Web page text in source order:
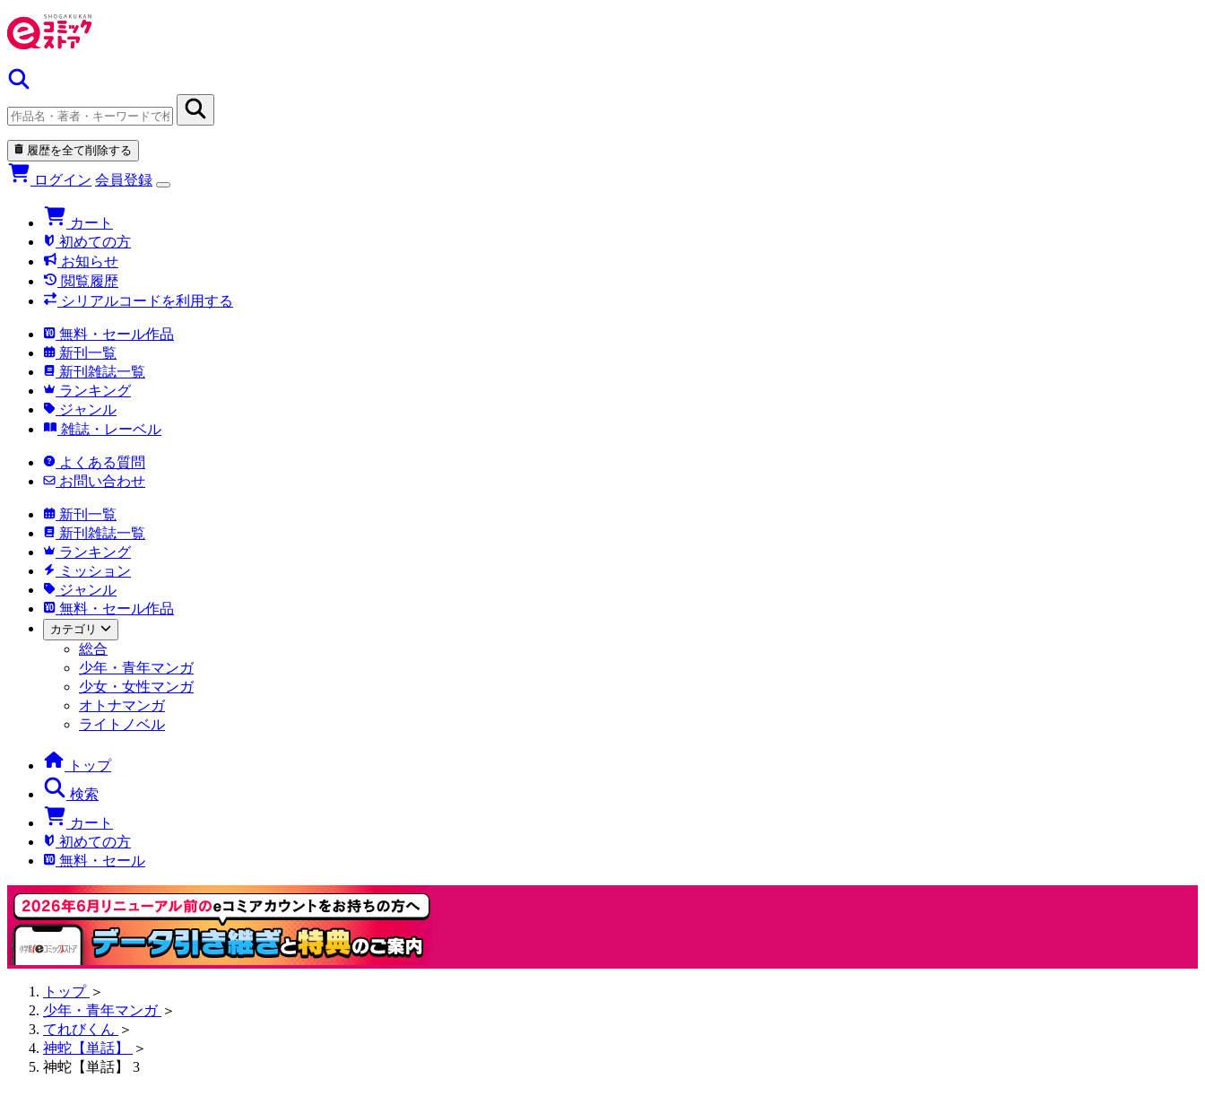
履歴を全て削除する
ログイン 会員登録
カート
初めての方
お知らせ
閲覧履歴
シリアルコードを利用する
無料・セール作品
新刊一覧
新刊雑誌一覧
ランキング
ジャンル
雑誌・レーベル
よくある質問
お問い合わせ
新刊一覧
新刊雑誌一覧
ランキング
ミッション
ジャンル
無料・セール作品
カテゴリ
総合
少年・青年マンガ
少女・女性マンガ
オトナマンガ
ライトノベル
トップ
検索
カート
初めての方
無料・セール
トップ ＞
少年・青年マンガ ＞
てれびくん ＞
神蛇【単話】
＞
神蛇【単話】 3